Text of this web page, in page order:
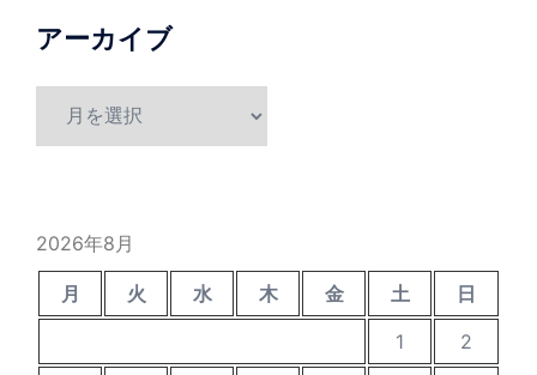
アーカイブ
2026年8月
月 火 水 木 金 土
日
1
2